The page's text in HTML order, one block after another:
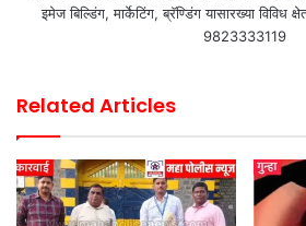
इमेज बिल्डिंग, मार्केटिंग, ब्रॅण्डिंग यासारख्या विविध
9823333119
Related Articles